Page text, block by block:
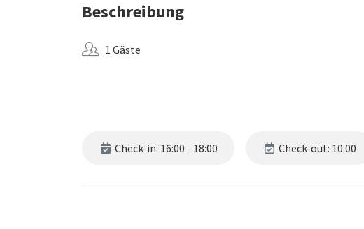
Beschreibung
1 Gäste
Check-in: 16:00 - 18:00 Check-out: 10:00